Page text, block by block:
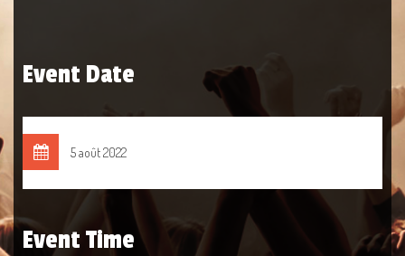
Event Date
5 août 2022
Event Time